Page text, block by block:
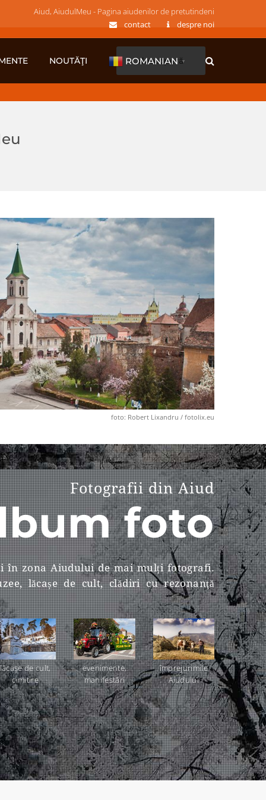
Aiud, AiudulMeu - Pagina aiudenilor de pretutindeni
contact
despre noi
NOUTĂŢI ROMANIAN ▼
descoperă
foto: Robert Lixandru / fotolix.eu
Fotografii din Aiud
foto
în zona Aiudului de mai mulți fotografi.
lăcașe de cult, clădiri cu rezonanţă
lăcaşe de cult,
cimitire
evenimente,
manifestări
împrejurimile
Aiudului